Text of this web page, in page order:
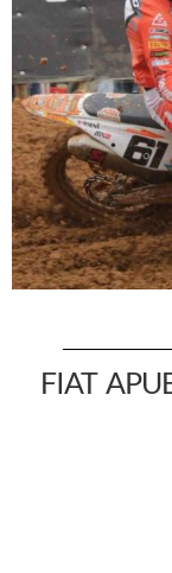
FIAT